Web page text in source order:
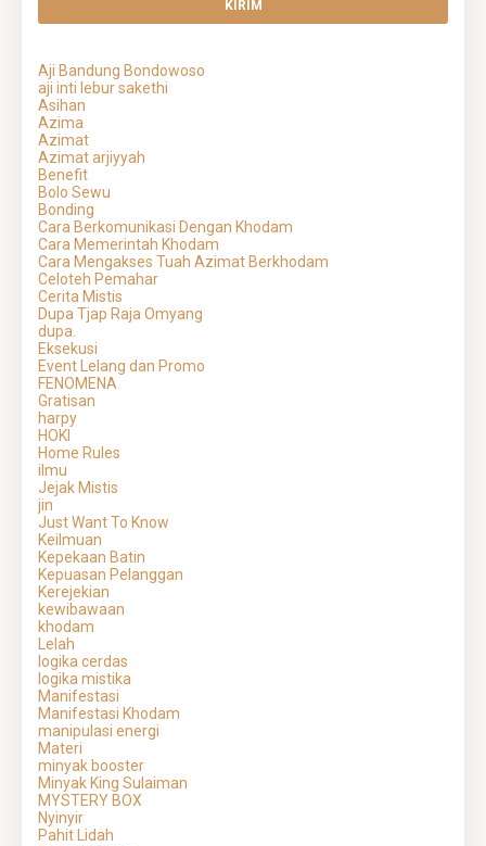
Aji Bandung Bondowoso
aji inti lebur sakethi
Asihan
Azima
Azimat
Azimat arjiyyah
Benefit
Bolo Sewu
Bonding
Cara Berkomunikasi Dengan Khodam
Cara Memerintah Khodam
Cara Mengakses Tuah Azimat Berkhodam
Celoteh Pemahar
Cerita Mistis
Dupa Tjap Raja Omyang
dupa.
Eksekusi
Event Lelang dan Promo
FENOMENA
Gratisan
harpy
HOKI
Home Rules
ilmu
Jejak Mistis
jin
Just Want To Know
Keilmuan
Kepekaan Batin
Kepuasan Pelanggan
Kerejekian
kewibawaan
khodam
Lelah
logika cerdas
logika mistika
Manifestasi
Manifestasi Khodam
manipulasi energi
Materi
minyak booster
Minyak King Sulaiman
MYSTERY BOX
Nyinyir
Pahit Lidah